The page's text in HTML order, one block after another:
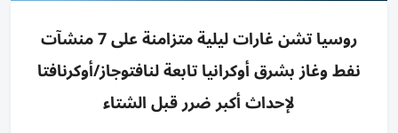
روسيا تشن غارات ليلية متزامنة على 7 منشآت
نفط وغاز بشرق أوكرانيا تابعة لنافتوجاز/أوكرنافتا
لإحداث أكبر ضرر قبل الشتاء